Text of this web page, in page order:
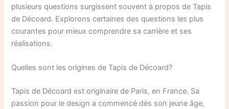
plusieurs questions surgissent souvent à propos de Tapis
de Décoard. Explorons certaines des questions les plus
courantes pour mieux comprendre sa carrière et ses
réalisations.
Quelles sont les origines de Tapis de Décoard?
Tapis de Décoard est originaire de Paris, en France. Sa
passion pour le design a commencé dès son jeune âge,